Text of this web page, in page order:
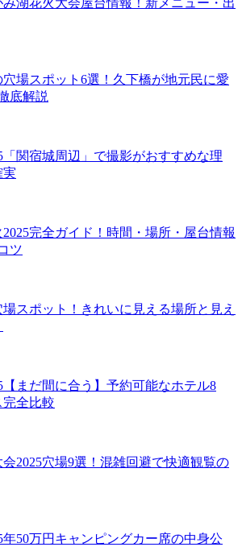
み湖花火大会屋台情報！新メニュー・出
場スポット6選！久下橋が地元民に愛
底解説
関宿城周辺」で撮影がおすすめな理
実
完全ガイド！時間・場所・屋台情報
ツ
スポット！きれいに見える場所と見え
まだ間に合う】予約可能なホテル8
全比較
2025穴場9選！混雑回避で快適観覧の
50万円キャンピングカー席の中身公